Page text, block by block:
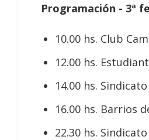
Programación - 3ª
10.00 hs. Club
12.00 hs.
14.00 hs.
16.00 hs. Barrios
22.30 hs.